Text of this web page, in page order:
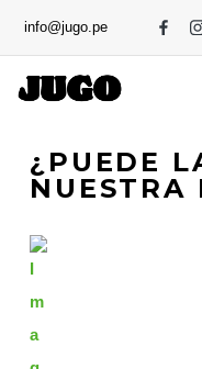
info@jugo.pe
¿PUEDE
NUESTRA